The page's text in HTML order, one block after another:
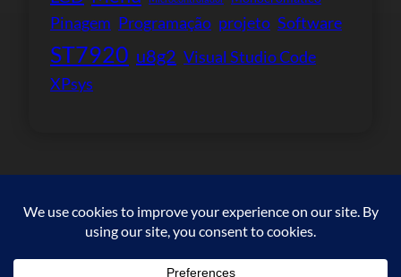
Pinagem Programação projeto Software
ST7920 u8g2 Visual Studio Code
XPsys
Copyright © 2023. All rights reserved.